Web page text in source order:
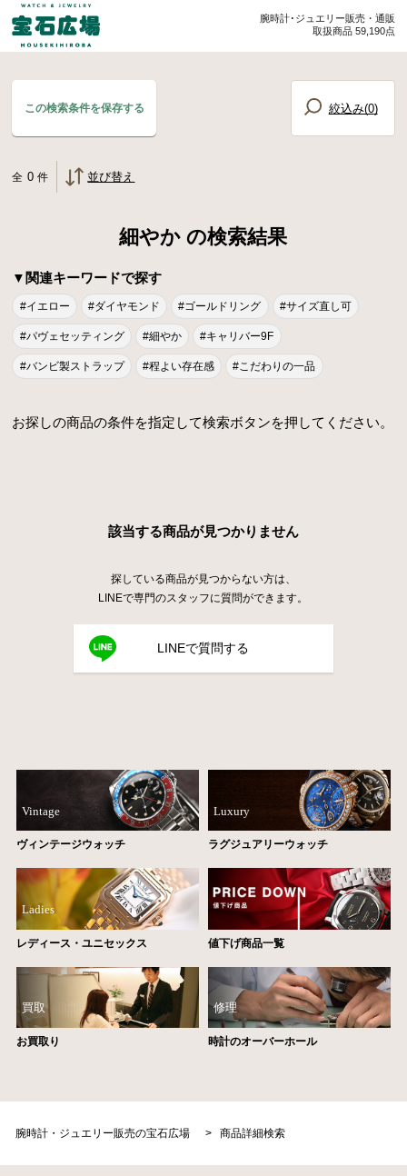
腕時計･ジュエリー販売・通販
取扱商品 59,190点
この検索条件を保存する 絞込み(0)
全 0 件 並び替え
細やか の検索結果
▼関連キーワードで探す
#イエロー #ダイヤモンド #ゴールドリング #サイズ直し可
#パヴェセッティング #細やか #キャリバー9F
#バンビ製ストラップ #程よい存在感 #こだわりの一品
お探しの商品の条件を指定して検索ボタンを押してください。
該当する商品が見つかりません
探している商品が見つからない方は、
LINEで専門のスタッフに質問ができます。
LINEで質問する
Vintage
ヴィンテージウォッチ
Luxury
ラグジュアリーウォッチ
Ladies
レディース・ユニセックス 値下げ商品一覧
買取
お買取り
修理
時計のオーバーホール
腕時計・ジュエリー販売の宝石広場 > 商品詳細検索